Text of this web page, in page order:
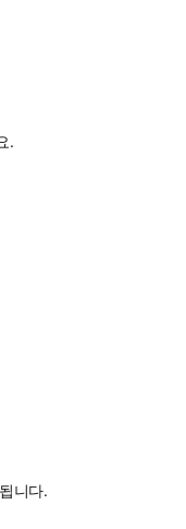
.
니다.